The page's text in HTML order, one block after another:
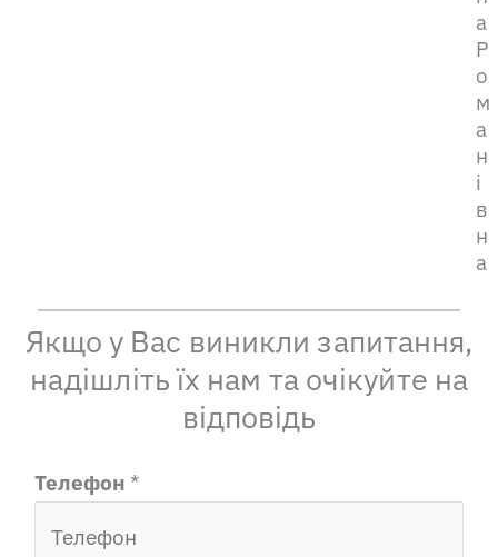
а
Р
о
м
а
н
і
в
н
а
Якщо у Вас виникли запитання,
надішліть їх нам та очікуйте на
відповідь
Телефон *